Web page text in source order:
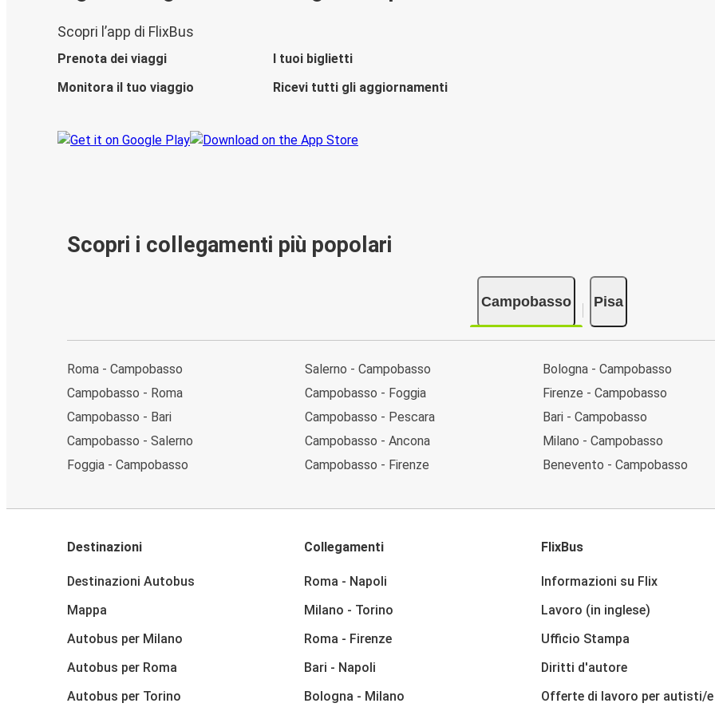
Scopri l’app di FlixBus
Prenota dei viaggi
I tuoi biglietti
Monitora il tuo viaggio
Ricevi tutti gli aggiornamenti
Scopri i collegamenti più popolari
Campobasso Pisa
Roma - Campobasso
Campobasso - Roma
Campobasso - Bari
Campobasso - Salerno
Foggia - Campobasso
Salerno - Campobasso
Campobasso - Foggia
Campobasso - Pescara
Campobasso - Ancona
Campobasso - Firenze
Bologna - Campobasso
Firenze - Campobasso
Bari - Campobasso
Milano - Campobasso
Benevento - Campobasso
Destinazioni
Destinazioni Autobus
Mappa
Autobus per Milano
Autobus per Roma
Autobus per Torino
Collegamenti
Roma - Napoli
Milano - Torino
Roma - Firenze
Bari - Napoli
Bologna - Milano
FlixBus
Informazioni su Flix
Lavoro (in inglese)
Ufficio Stampa
Diritti d'autore
Offerte di lavoro per autisti/